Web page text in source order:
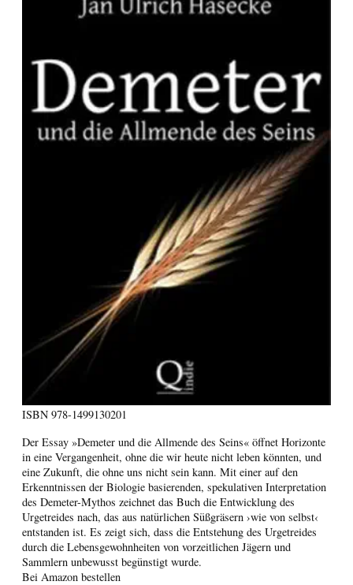
ISBN 978-1499130201
Der Essay »Demeter und die Allmende des Seins« öffnet Horizonte
in eine Vergangenheit, ohne die wir heute nicht leben könnten, und
eine Zukunft, die ohne uns nicht sein kann. Mit einer auf den
Erkenntnissen der Biologie basierenden, spekulativen Interpretation
des Demeter-Mythos zeichnet das Buch die Entwicklung des
Urgetreides nach, das aus natürlichen Süßgräsern ›wie von selbst‹
entstanden ist. Es zeigt sich, dass die Entstehung des Urgetreides
durch die Lebensgewohnheiten von vorzeitlichen Jägern und
Sammlern unbewusst begünstigt wurde.
Bei Amazon bestellen